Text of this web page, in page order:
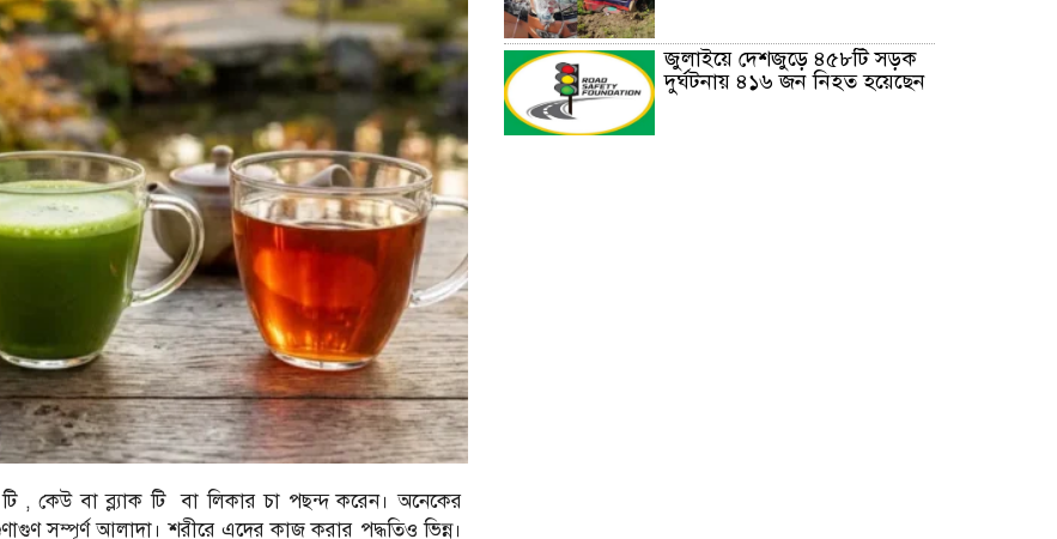
, কেউ বা ব্ল্যাক টি বা লিকার চা পছন্দ করেন। অনেকের
সম্পূর্ণ আলাদা। শরীরে এদের কাজ করার পদ্ধতিও ভিন্ন।
জুলাইয়ে দেশজুড়ে ৪৫৮টি সড়ক
দুর্ঘটনায় ৪১৬ জন নিহত হয়েছেন